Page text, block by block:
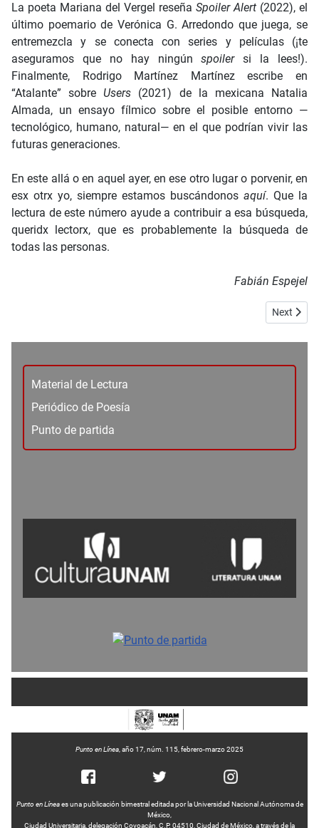
Material de Lectura
Periódico de Poesía
Punto de partida
La poeta Mariana del Vergel reseña Spoiler Alert (2022), el
último poemario de Verónica G. Arredondo que juega, se
entremezcla y se conecta con series y películas (¡te
aseguramos que no hay ningúnspoilersi la lees!).
Finalmente, Rodrigo Martínez Martínez escribe en
“Atalante” sobre Users (2021) de la mexicana Natalia
Almada, un ensayo fílmico sobre el posible entorno —
tecnológico, humano, natural— en el que podrían vivir las
futuras generaciones.
En este allá o en aquel ayer, en ese otro lugar o porvenir, en
esx otrx yo, siempre estamos buscándonos aquí. Que la
lectura de este número ayude a contribuir a esa búsqueda,
queridx lectorx, que es probablemente la búsqueda de
todas las personas.
Fabián Espejel
Next
Next
Punto en Línea , año 17, núm. 115, febrero-marzo 2025
Punto en Líneaes una publicación bimestral editada por la Universidad Nacional Autónoma de
México,
Ciudad Universitaria, delegación Coyoacán, C.P. 04510, Ciudad de México, a través de la